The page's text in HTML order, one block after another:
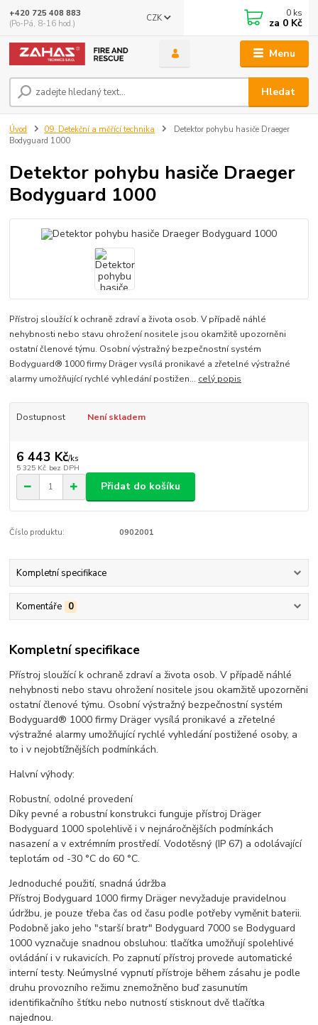
Menu
CZK
Hledat
+420 725 408 883
(Po-Pá, 8-16 hod.)
0 ks
za 0 Kč
Úvod 09. Detekční a měřící technika
Detektor pohybu hasiče Draeger
Bodyguard 1000
Detektor pohybu hasiče Draeger
Bodyguard 1000
Přístroj sloužící k ochraně zdraví a života osob. V případě náhlé
nehybnosti nebo stavu ohrožení nositele jsou okamžitě upozorněni
ostatní členové týmu. Osobní výstražný bezpečnostní systém
Bodyguard® 1000 firmy Dräger vysílá pronikavé a zřetelné výstražné
alarmy umožňující rychlé vyhledání postižen... celý popis
Dostupnost Není skladem
6 443 Kč/ks
5 325 Kč bez DPH
Přidat do košíku
Číslo produktu: 0902001
Kompletní specifikace
Komentáře 0
Kompletní specifikace
Přístroj sloužící k ochraně zdraví a života osob. V případě náhlé
nehybnosti nebo stavu ohrožení nositele jsou okamžitě upozorněni
ostatní členové týmu. Osobní výstražný bezpečnostní systém
Bodyguard® 1000 firmy Dräger vysílá pronikavé a zřetelné
výstražné alarmy umožňující rychlé vyhledání postižené osoby, a
to i v nejobtížnějších podmínkách.
Halvní výhody:
Robustní, odolné provedení
Díky pevné a robustní konstrukci funguje přístroj Dräger
Bodyguard 1000 spolehlivě i v nejnáročnějších podmínkách
nasazení a v extrémním prostředí. Vodotěsný (IP 67) a odolávající
teplotám od -30 °C do 60 °C.
Jednoduché použití, snadná údržba
Přístroj Bodyguard 1000 firmy Dräger nevyžaduje pravidelnou
údržbu, je pouze třeba čas od času podle potřeby vyměnit baterii.
Podobně jako jeho "starší bratr" Bodyguard 7000 se Bodyguard
1000 vyznačuje snadnou obsluhou: tlačítka umožňují spolehlivé
ovládání i v rukavicích. Po zapnutí přístroj provede automatické
interní testy. Neúmyslné vypnutí přístroje během zásahu je podle
druhu provozního režimu znemožněno buď zasunutím
identifikačního štítku nebo nutností stisknout dvě tlačítka
najednou.